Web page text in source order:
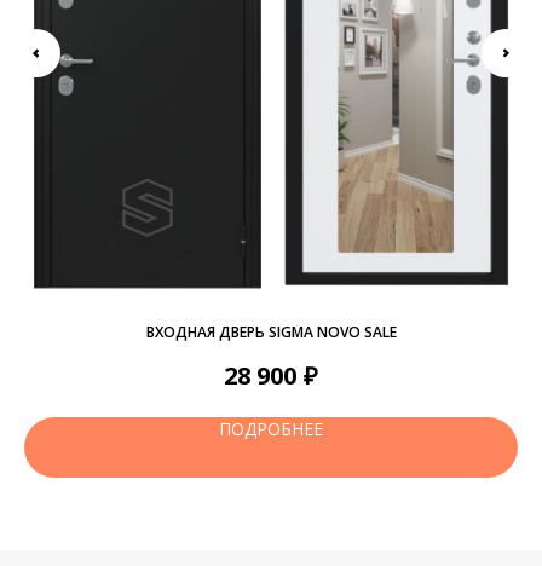
ВХОДНАЯ ДВЕРЬ SIGMA NOVO SALE
28 900 ₽
ПОДРОБНЕЕ